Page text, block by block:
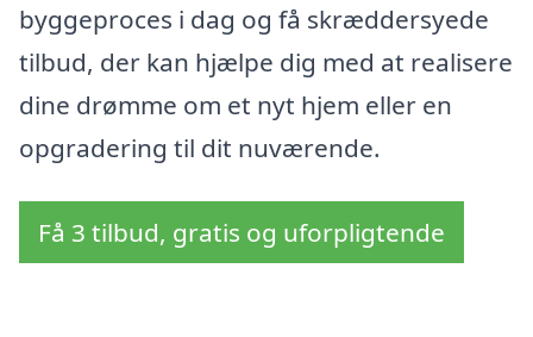
byggeproces i dag og få skræddersyede
tilbud, der kan hjælpe dig med at realisere
dine drømme om et nyt hjem eller en
opgradering til dit nuværende.
Få 3 tilbud, gratis og uforpligtende